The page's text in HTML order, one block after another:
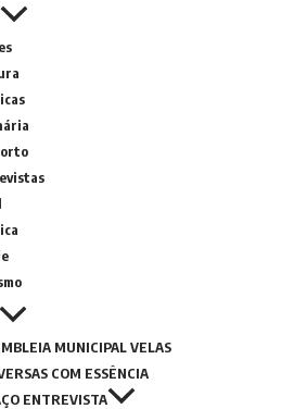
MUNICIPAL VELAS
COM ESSÊNCIA
ENTREVISTA